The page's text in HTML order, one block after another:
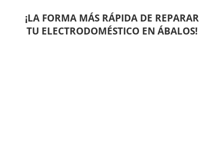
¡LA FORMA MÁS RÁPIDA DE REPARAR
TU ELECTRODOMÉSTICO EN ÁBALOS!